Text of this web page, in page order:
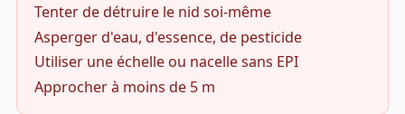
Tenter de détruire le nid soi-même
Asperger d'eau, d'essence, de pesticide
Utiliser une échelle ou nacelle sans EPI
Approcher à moins de 5 m